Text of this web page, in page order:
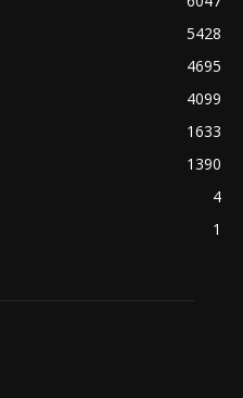
5428
4695
4099
1633
1390
4
1